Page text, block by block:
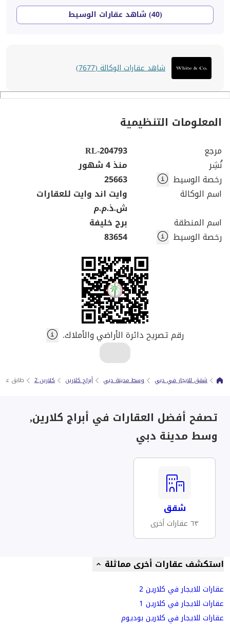
(40) شاهد عقارات الوسيط
شاهد عقارات الوكالة (7677)
المعلومات التنظيمية
مرجع
RL-204793
نُشِر
منذ 4 شهور
رخصة الوسيط
25663
اسم الوكالة
وايت اند وايت للعقارات
ش.ذ.م.م
اسم المنطقة
برج خليفة
رخصة الوسيط
83654
رقم تصريح دائرة الأراضي والأملاك.
شقق للايجار في دبي وسط مدينة دبي أبراج كلارين كلارين 2 طابق
تصفح أفضل العقارات في أبراج كلارين,
وسط مدينة دبي
شقق
٦٣ عقارات أخرى
استكشف عقارات أخرى مماثلة
عقارات للايجار في كلارين 2
عقارات للايجار في كلارين 1
عقارات للايجار في كلارين بوديوم